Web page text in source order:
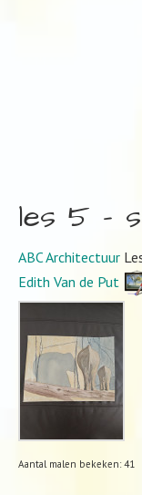
les 5 –
ABC Architectuur
Edith Van de Put
Aantal malen bekeken: 41